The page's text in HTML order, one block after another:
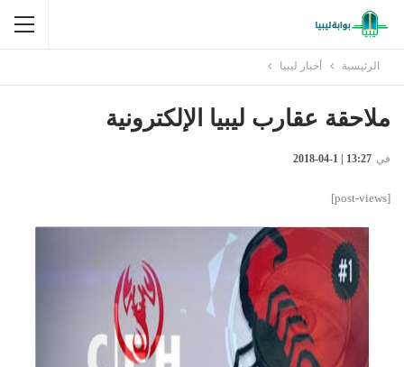
الرئيسية أخبار ليبيا
ملاحقة عقارب ليبيا الإلكترونية
في 13:27 | 1-04-2018
[post-views]